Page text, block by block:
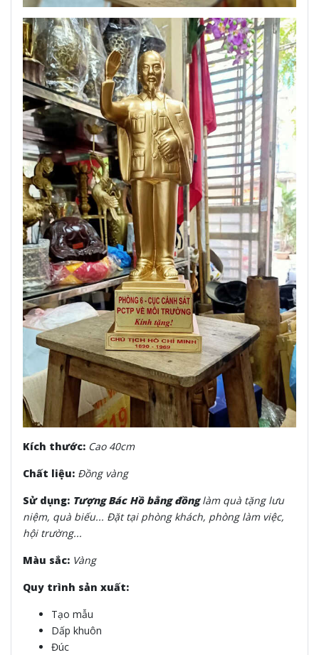
Kích thước: Cao 40cm
Chất liệu: Đồng vàng
Sử dụng: Tượng Bác Hồ bằng đồnglàm quà tặng lưu
niệm, quà biếu... Đặt tại phòng khách, phòng làm việc,
hội trường...
Màu sắc: Vàng
Quy trình sản xuất:
Tạo mẫu
Dấp khuôn
Đúc